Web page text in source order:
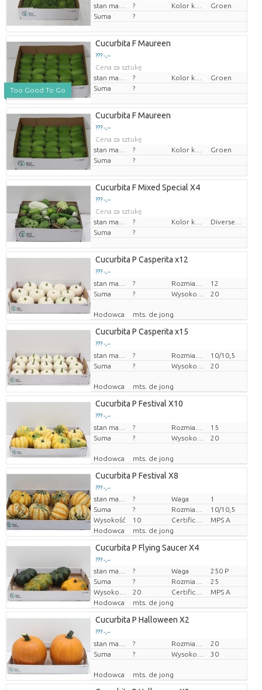
?
Groen
Suma
?
Too Good To Go
Cucurbita F Maureen
??? -,--
Cena za sztukę
?
Groen
Suma
?
Cucurbita F Maureen
??? -,--
Cena za sztukę
?
Groen
Suma
?
Cucurbita F Mixed Special X4
??? -,--
Cena za sztukę
?
Suma
?
Cucurbita P Casperita x12
??? -,--
Cena za sztukę
?
12
Suma
? 20
Hodowca mts. de jong
Cucurbita P Casperita x15
??? -,--
Cena za sztukę
?
10/10,5
Suma
? 20
Hodowca mts. de jong
Cucurbita P Festival X10
??? -,--
Cena za sztukę
?
15
Suma
? 20
Hodowca mts. de jong
Cucurbita P Festival X8
??? -,--
Cena za sztukę
? Waga
1
Suma
?
10/10,5
Wysokość
10
MPS A
Hodowca
mts. de jong
Cucurbita P Flying Saucer X4
??? -,--
Cena za sztukę
? Waga
250 P
Suma
?
25
20
MPS A
Hodowca
mts. de jong
Cucurbita P Halloween X2
??? -,--
Cena za sztukę
?
20
Suma
? 30
Hodowca mts. de jong